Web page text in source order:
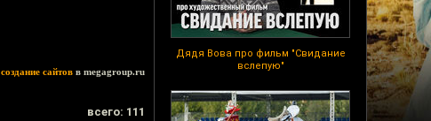
Дядя Вова про фильм "Свидание
вслепую"
создание сайтов в megagroup.ru
всего: 111